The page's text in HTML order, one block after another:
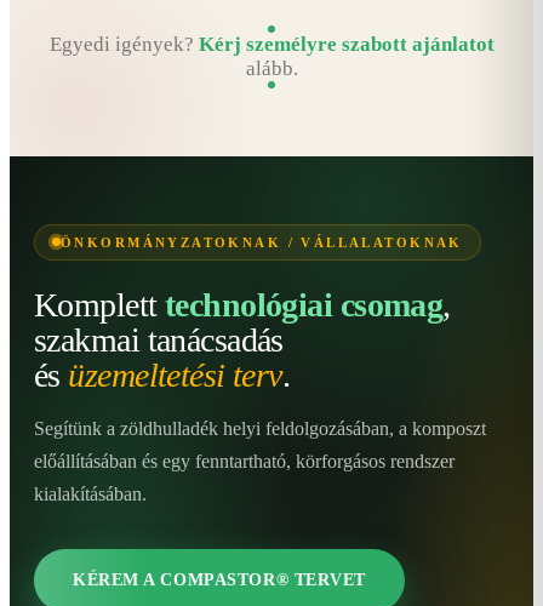
Egyedi igények? Kérj személyre szabott ajánlatot
alább.
ÖNKORMÁNYZATOKNAK / VÁLLALATOKNAK
Kompletttechnológiai csomag,
szakmai tanácsadás
és üzemeltetési terv.
Segítünk a zöldhulladék helyi feldolgozásában, a komposzt
előállításában és egy fenntartható, körforgásos rendszer
kialakításában.
KÉREM A COMPASTOR® TERVET